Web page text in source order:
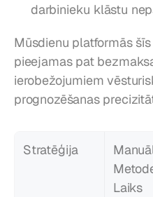
darbinieku klāstu
Mūsdienu platformās
pieejamas pat
ierobežojumiem
prognozēšanas
Stratēģija
Laiks